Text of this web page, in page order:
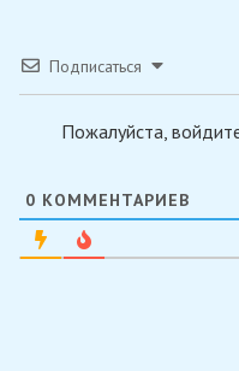
Подписаться
Пожалуйста,
0 КОММЕНТАРИЕВ